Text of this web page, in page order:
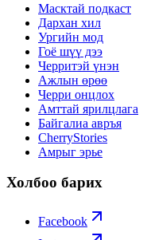
Масктай подкаст
Дархан хил
Ургийн мод
Гоё шүү дээ
Черритэй үнэн
Ажлын өрөө
Черри онцлох
Амттай ярилцлага
Байгалиа авръя
CherryStories
Амрыг эрье
Холбоо барих
Facebook